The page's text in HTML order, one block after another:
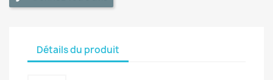
Détails du produit